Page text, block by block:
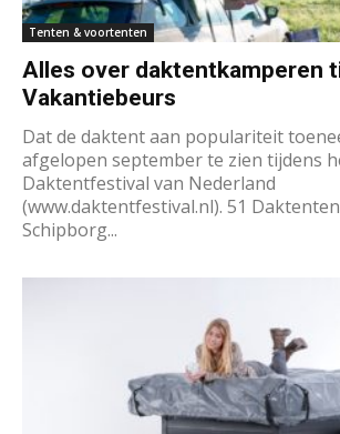
Tenten & voortenten
Alles over daktentkamperen
Vakantiebeurs
Dat de daktent aan populariteit
afgelopen september te zien tijdens
Daktentfestival van Nederland
(www.daktentfestival.nl). 51
Schipborg...